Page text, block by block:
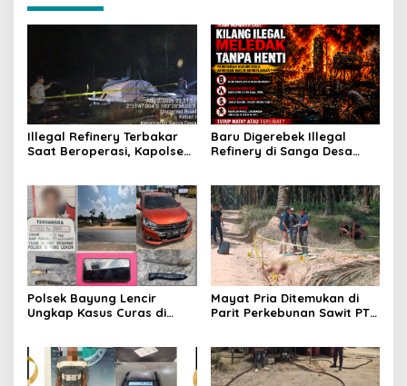
Illegal Refinery Terbakar
Saat Beroperasi, Kapolsek
Pencegahan Terus
Dilakukan
Baru Digerebek Illegal
Refinery di Sanga Desa
Polsek Bayung Lencir
Ungkap Kasus Curas di
Masih Diburu
Mayat Pria Ditemukan di
Parit Perkebunan Sawit PT